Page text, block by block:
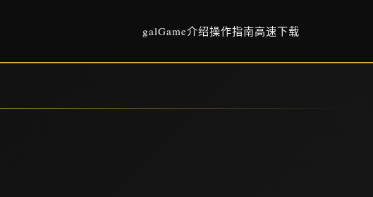
galGame介绍操作指南高速下载